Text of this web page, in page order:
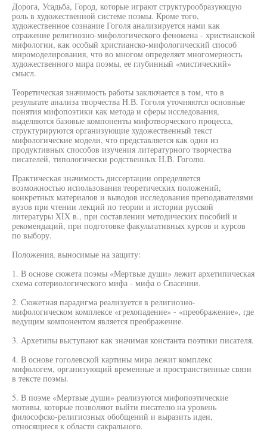
Дорога, Усадьба, Город, которые играют структурообразующую
роль в художественной системе поэмы. Кроме того,
художественное сознание Гоголя анализируется нами как
отражение религиозно-мифологического феномена - христианской
мифологии, как особый христианско-мифологический способ
миромоделирования, что во многом определяет многомерность
художественного мира поэмы, ее глубинный «мистический»
смысл.
Теоретическая значимость работы заключается в том, что в
результате анализа творчества Н.В. Гоголя уточняются основные
понятия мифопоэтики как метода и сферы исследования,
выделяются базовые компоненты мифотворческого процесса,
структурируются организующие художественный текст
мифологические модели, что представляется как один из
продуктивных способов изучения литературного творчества
писателей, типологически родственных Н.В. Гоголю.
Практическая значимость диссертации определяется
возможностью использования теоретических положений,
конкретных материалов и выводов исследования преподавателями
вузов при чтении лекций по теории и истории русской
литературы XIX в., при составлении методических пособий и
рекомендаций, при подготовке факультативных курсов и курсов
по выбору.
Положения, выносимые на защиту:
1. В основе сюжета поэмы «Мертвые души» лежит архетипическая
схема сотериологического мифа - мифа о Спасении.
2. Сюжетная парадигма реализуется в религиозно-
мифологическом комплексе «грехопадение» - «преображение», где
ведущим компонентом является преображение.
3. Архетипы выступают как значимая константа поэтики писателя.
4. В основе гоголевской картины мира лежит комплекс
мифологем, организующий временные и пространственные связи
в тексте поэмы.
5. В поэме «Мертвые души» реализуются мифопоэтические
мотивы, которые позволяют выйти писателю на уровень
философско-религиозных обобщений и выразить идеи,
относящиеся к области сакрального.